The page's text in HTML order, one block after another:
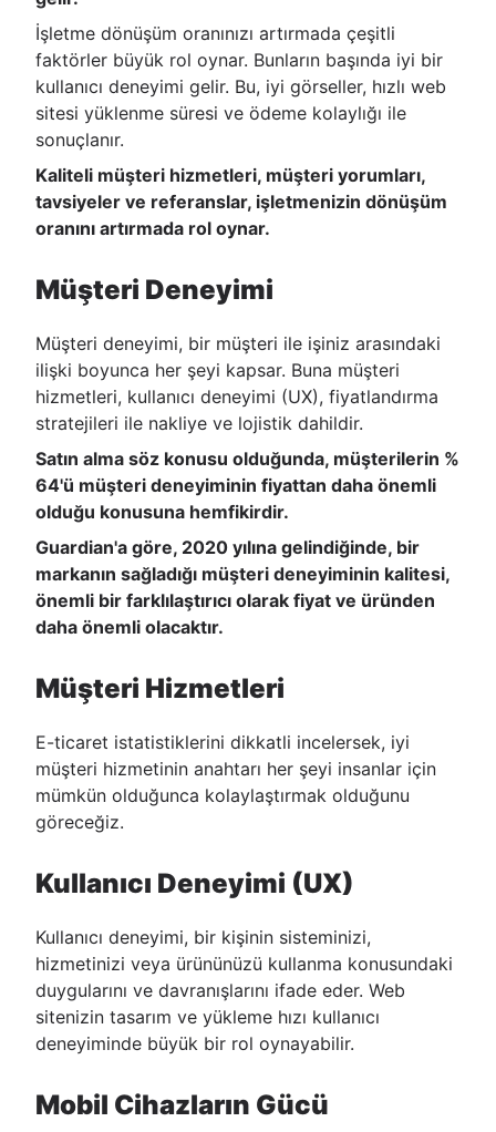
İşletme dönüşüm oranınızı artırmada çeşitli
faktörler büyük rol oynar. Bunların başında iyi bir
kullanıcı deneyimi gelir. Bu, iyi görseller, hızlı web
sitesi yüklenme süresi ve ödeme kolaylığı ile
sonuçlanır.
Kaliteli müşteri hizmetleri, müşteri yorumları,
tavsiyeler ve referanslar, işletmenizin dönüşüm
oranını artırmada rol oynar.
Müşteri Deneyimi
Müşteri deneyimi, bir müşteri ile işiniz arasındaki
ilişki boyunca her şeyi kapsar. Buna müşteri
hizmetleri, kullanıcı deneyimi (UX), fiyatlandırma
stratejileri ile nakliye ve lojistik dahildir.
Satın alma söz konusu olduğunda, müşterilerin %
64'ü müşteri deneyiminin fiyattan daha önemli
olduğu konusuna hemfikirdir.
Guardian'a göre, 2020 yılına gelindiğinde, bir
markanın sağladığı müşteri deneyiminin kalitesi,
önemli bir farklılaştırıcı olarak fiyat ve üründen
daha önemli olacaktır.
Müşteri Hizmetleri
E-ticaret istatistiklerini dikkatli incelersek, iyi
müşteri hizmetinin anahtarı her şeyi insanlar için
mümkün olduğunca kolaylaştırmak olduğunu
göreceğiz.
Kullanıcı Deneyimi (UX)
Kullanıcı deneyimi, bir kişinin sisteminizi,
hizmetinizi veya ürününüzü kullanma konusundaki
duygularını ve davranışlarını ifade eder. Web
sitenizin tasarım ve yükleme hızı kullanıcı
deneyiminde büyük bir rol oynayabilir.
Mobil Cihazların Gücü